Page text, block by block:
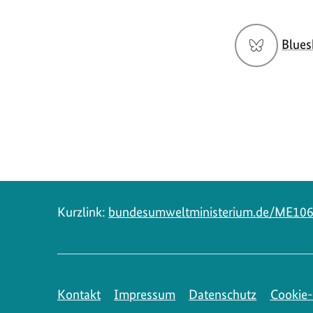
Kurzlink: bundesumweltministerium.de/
Kontakt Impressum Datenschutz